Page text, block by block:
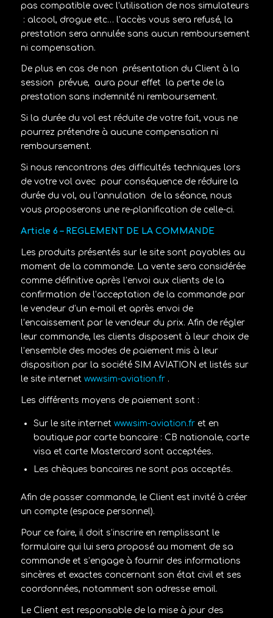
pas compatible avec l’utilisation de nos simulateurs
: alcool, drogue etc… l’accès vous sera refusé, la
prestation sera annulée sans aucun remboursement
ni compensation.
De plus en cas de non présentation du Client à la
session prévue, aura pour effet la perte de la
prestation sans indemnité ni remboursement.
Si la durée du vol est réduite de votre fait, vous ne
pourrez prétendre à aucune compensation ni
remboursement.
Si nous rencontrons des difficultés techniques lors
de votre vol avec pour conséquence de réduire la
durée du vol, ou l’annulation de la séance, nous
vous proposerons une re-planification de celle-ci.
Article 6 – REGLEMENT DE LA COMMANDE
Les produits présentés sur le site sont payables au
moment de la commande. La vente sera considérée
comme définitive après l’envoi aux clients de la
confirmation de l’acceptation de la commande par
le vendeur d’un e-mail et après envoi de
l’encaissement par le vendeur du prix. Afin de régler
leur commande, les clients disposent à leur choix de
l’ensemble des modes de paiement mis à leur
disposition par la société SIM AVIATION et listés sur
le site internet www.sim-aviation.fr .
Les différents moyens de paiement sont :
Sur le site internet www.sim-aviation.fret en
boutique par carte bancaire : CB nationale, carte
visa et carte Mastercard sont acceptées.
Les chèques bancaires ne sont pas acceptés.
Afin de passer commande, le Client est invité à créer
un compte (espace personnel).
Pour ce faire, il doit s’inscrire en remplissant le
formulaire qui lui sera proposé au moment de sa
commande et s’engage à fournir des informations
sincères et exactes concernant son état civil et ses
coordonnées, notamment son adresse email.
Le Client est responsable de la mise à jour des